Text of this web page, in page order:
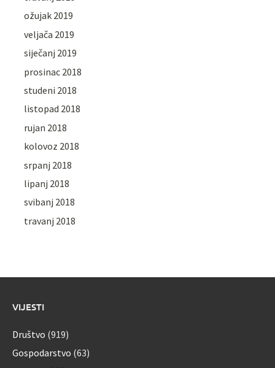
ožujak 2019
veljača 2019
siječanj 2019
prosinac 2018
studeni 2018
listopad 2018
rujan 2018
kolovoz 2018
srpanj 2018
lipanj 2018
svibanj 2018
travanj 2018
VIJESTI
Društvo (919)
Gospodarstvo (63)